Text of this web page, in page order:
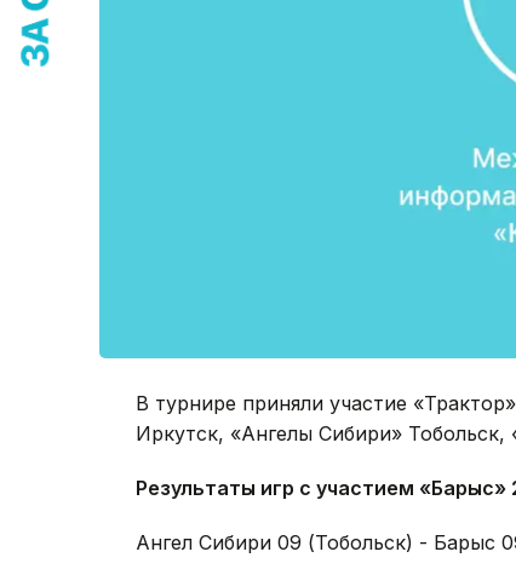
В турнире приняли участие
Иркутск, «Ангелы Сибири»
Результаты игр с участием «Барыс»
Ангел Сибири 09 (Тобольск) - Барыс